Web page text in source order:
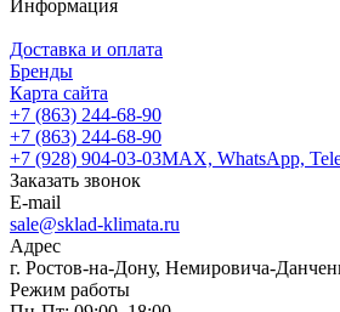
Информация
Доставка и оплата
Бренды
Карта сайта
+7 (863) 244-68-90
+7 (863) 244-68-90
+7 (928) 904-03-03MAX, WhatsApp,
Заказать звонок
E-mail
sale@sklad-klimata.ru
Адрес
г. Ростов-на-Дону, Немировича-
Режим работы